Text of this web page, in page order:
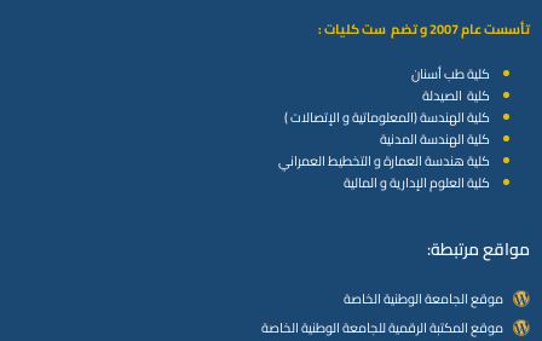
تأسست عام 2007 و تضم ست كليات :
كلية طب أسنان
كلية الصيدلة
كلية الهندسة (المعلوماتية و الإتصالات )
كلية الهندسة المدنية
كلية هندسة العمارة و التخطيط العمراني
كلية العلوم الإدارية و المالية
مواقع مرتبطة:
موقع الجامعة الوطنية الخاصة
موقع المكتبة الرقمية للجامعة الوطنية الخاصة